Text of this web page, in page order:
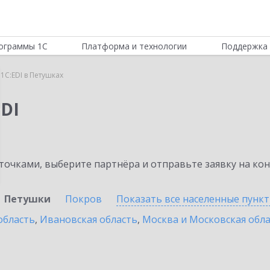
1С Платформа и технологии Поддержка
в Петушках
выберите партнёра и отправьте заявку на
Петушки Покров Показать все населенные
, Ивановская область, Москва и Московская